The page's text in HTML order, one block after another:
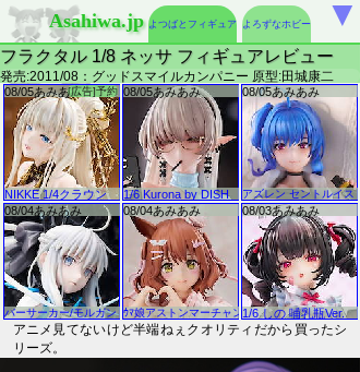
Asahiwa.jp よつばとフィギュア よろずなホビー
フラクタル 1/8 ネッサ フィギュアレビュー
発売:2011/08：グッドスマイルカンパニー 原型:田城康二
アニメ見てないけど半端ねぇクオリティだから買ったシ
リーズ。
▼